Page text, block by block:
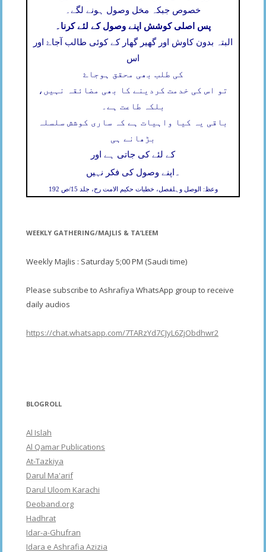
خصوص جبکہ مخل وصول ہونے لگے۔
پس اصلی کوشش اپنے وصول کے لئے کرنا۔
البتہ بدون کاوش اور گھیر گھار کے کوئی طالب آجاۓ اور
اس
کی طلب بھی محقق ہوجاۓ
تو اس کی خدمت کردینے کا بھی مضائقہ نہیں،
بلکہ طاعت ہے۔
باقی یہ کیا واہیات ہے کہ ساری کوشش سلسلہ
بڑھانے ہی
کے لئے کی جاتی ہے اور
اپنے وصول کی فکر نہیں ۔
وعظ: الوصل وہلفصل، خطبات حکیم الامت رح، جلد 15/ص 192
WEEKLY GATHERING/MAJLIS & TA’LEEM
Weekly Majlis : Saturday 5;00 PM (Saudi time)
Please subscribe to Ashrafiya WhatsApp group to receive
daily audios
https://chat.whatsapp.com/7TARzYd7CJyL6ZjObdhwr2
BLOGROLL
Al Islah
Al Qamar Publications
At-Tazkiya
Darul Ma'arif
Darul Uloom Karachi
Deoband.org
Hadhrat
Idar-a-Ghufran
Idara e Ashrafia Azizia